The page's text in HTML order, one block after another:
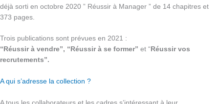
déjà sorti en octobre 2020 ” Réussir à Manager ” de 14 chapitres et
373 pages.
Trois publications sont prévues en 2021 :
“Réussir à vendre”, “Réussir à se former” et “ Réussir vos
recrutements”.
A qui s’adresse la collection ?